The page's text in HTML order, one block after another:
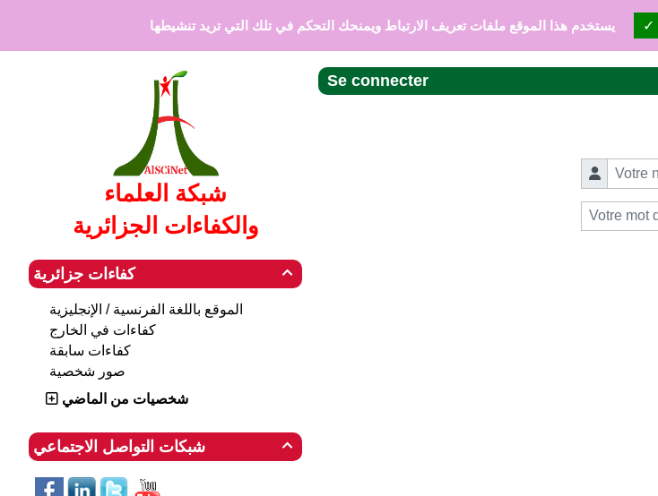
شبكة العلماء
والكفاءات الجزائرية
 كفاءات جزائرية
الموقع باللغة الفرنسية / الإنجليزية
كفاءات في الخارج
كفاءات سابقة
صور شخصية
شخصيات من الماضي
 شبكات التواصل الاجتماعي
Se connecter
يستخدم هذا الموقع ملفات تعريف الارتباط ويمنحك التحكم في تلك التي تريد تنشيطها